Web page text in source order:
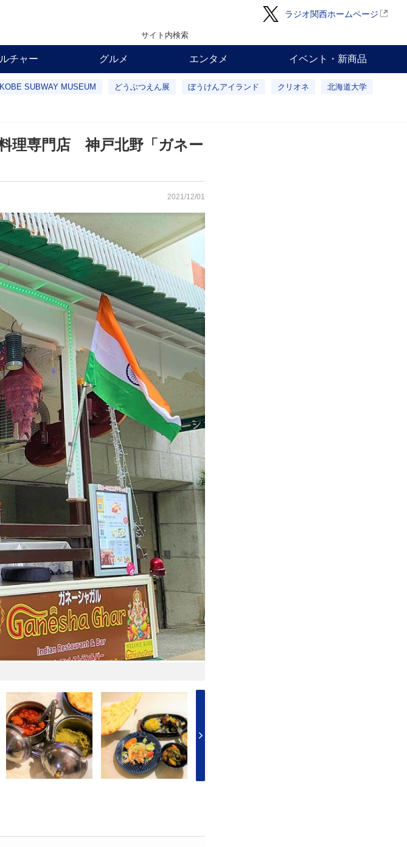
ラジオ関西ホームページ
サイト内検索
チャー グルメ エンタメ イベント・新商品
KOBE SUBWAY MUSEUM どうぶつえん展 ぼうけんアイランド クリオネ 北海道大学
理専門店 神戸北野「ガネー
2021/12/01